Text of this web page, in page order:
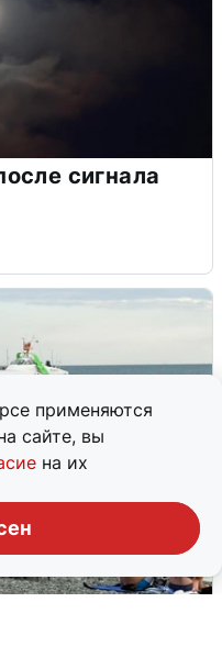
применяются
сайте, вы
на их
сигнала